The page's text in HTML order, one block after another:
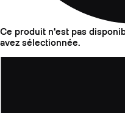
Ce produit n'est pas
avez sélectionnée.